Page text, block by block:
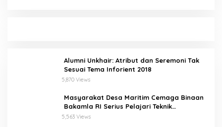
Alumni Unkhair: Atribut dan Seremoni Tak
Sesuai Tema Inforient 2018
5,870 Views
Masyarakat Desa Maritim Cemaga Binaan
Bakamla RI Serius Pelajari Teknik
Padamkan Api dan Penyelamatan di Laut
5,563 Views